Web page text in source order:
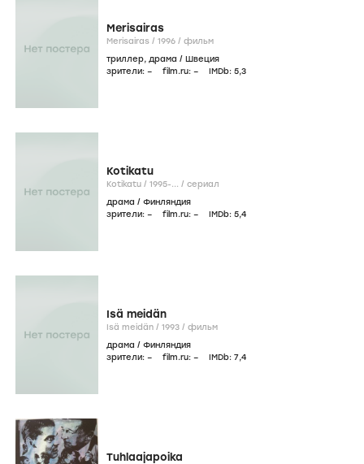
Merisairas
Merisairas / 1996 / фильм
триллер, драма / Швеция
зрители: – film.ru: – IMDb: 5,3
Kotikatu
Kotikatu / 1995-... / сериал
драма / Финляндия
зрители: – film.ru: – IMDb: 5,4
Isä meidän
Isä meidän / 1993 / фильм
драма / Финляндия
зрители: – film.ru: – IMDb: 7,4
Tuhlaajapoika